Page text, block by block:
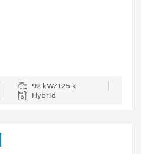
92 kW/125 k
Hybrid